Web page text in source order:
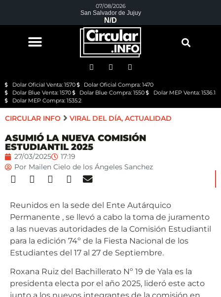
07/08/2026
San Salvador de Jujuy
N/D
Dolar Oficial Venta: 1570
Dolar Oficial Compra: 1470
Dolar Blue Venta: 1570
Dolar Blue Compra: 1550
Dolar MEP Venta: 1536.1
Dolar MEP Compra: 1535.2
CIRCULAR INFO VIRAL DEL DÍA, ACTUALIDAD
ASUMIÓ LA NUEVA COMISIÓN
ESTUDIANTIL 2025
27/03/2025
17:19
Por Mailen Cielo de los Ángeles Sanchez
Reunidos en la sede del Ente Autárquico
Permanente , se llevó a cabo la toma de juramento
a las nuevas autoridades de la Comisión Estudiantil
para la edición 74º de la Fiesta Nacional de los
Estudiantes del 17 al 27 de Septiembre.
Roxana Ruiz del Bachillerato Nº 19 de Yala es la
presidenta electa por el año 2025, lideró este acto